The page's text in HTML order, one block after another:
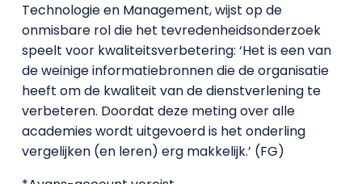
Technologie en Management, wijst op de
onmisbare rol die het tevredenheidsonderzoek
speelt voor kwaliteitsverbetering: ‘Het is een van
de weinige informatiebronnen die de organisatie
heeft om de kwaliteit van de dienstverlening te
verbeteren. Doordat deze meting over alle
academies wordt uitgevoerd is het onderling
vergelijken (en leren) erg makkelijk.’ (FG)